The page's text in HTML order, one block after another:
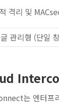
격리 및
관리형 (단일
는 엔터프